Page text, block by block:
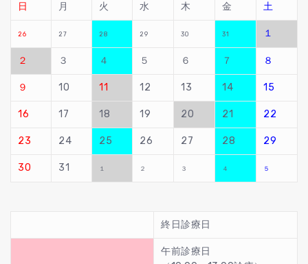
日
月 火 水 木 金 土
26 27 28 29 30 31 １
２ ３ ４ ５ ６ ７ ８
９ 10 11 12 13 14 15
16 17 18 19 20 21 22
23 24 25 26 27 28 29
30 31 １ ２ ３ ４ ５
終日診療日
午前診療日